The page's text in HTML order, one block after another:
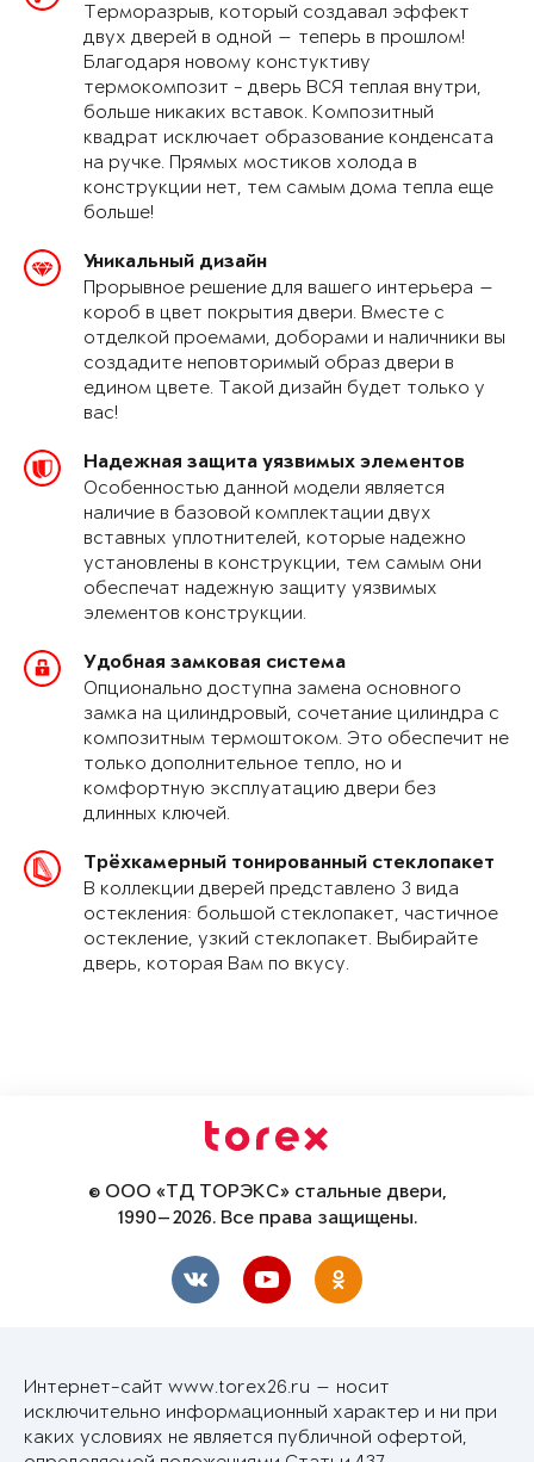
Терморазрыв, который создавал эффект
двух дверей в одной — теперь в прошлом!
Благодаря новому констуктиву
термокомпозит - дверь ВСЯ теплая внутри,
больше никаких вставок. Композитный
квадрат исключает образование конденсата
на ручке. Прямых мостиков холода в
конструкции нет, тем самым дома тепла еще
больше!
Уникальный дизайн
Прорывное решение для вашего интерьера —
короб в цвет покрытия двери. Вместе с
отделкой проемами, доборами и наличники вы
создадите неповторимый образ двери в
едином цвете. Такой дизайн будет только у
вас!
Надежная защита уязвимых элементов
Особенностью данной модели является
наличие в базовой комплектации двух
вставных уплотнителей, которые надежно
установлены в конструкции, тем самым они
обеспечат надежную защиту уязвимых
элементов конструкции.
Удобная замковая система
Опционально доступна замена основного
замка на цилиндровый, сочетание цилиндра с
композитным термоштоком. Это обеспечит не
только дополнительное тепло, но и
комфортную эксплуатацию двери без
длинных ключей.
Трёхкамерный тонированный стеклопакет
В коллекции дверей представлено 3 вида
остекления: большой стеклопакет, частичное
остекление, узкий стеклопакет. Выбирайте
дверь, которая Вам по вкусу.
© ООО «ТД ТОРЭКС» стальные двери,
1990—2026. Все права защищены.
Интернет-сайт www.torex26.ru — носит
исключительно информационный характер и ни при
каких условиях не является публичной офертой,